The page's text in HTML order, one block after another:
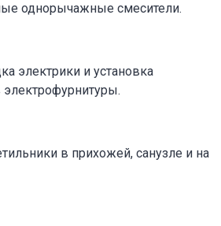
однорычажные смесители.
электрики и установка
электрофурнитуры.
в прихожей, санузле и на